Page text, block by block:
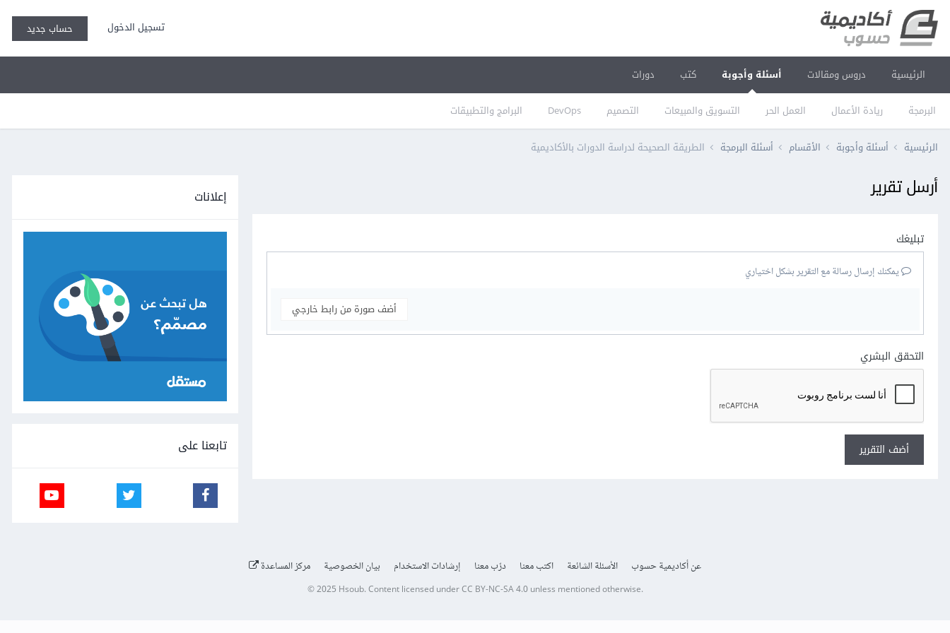
تسجيل الدخول حساب جديد
الرئيسية دروس ومقالات أسئلة وأجوبة
البرمجة ريادة الأعمال العمل الحر التسويق والمبيعات التصميم DevOps البرامج والتطبيقات
كتب دورات
الرئيسية أسئلة وأجوبة الأقسام أسئلة البرمجة الطريقة الصحيحة لدراسة الدورات بالأكاديمية
أرسل تقرير
تبليغك
يمكنك إرسال رسالة مع التقرير بشكل اختياري
أضف صورة من رابط خارجي
التحقق البشري
أضف التقرير
إعلانات
تابعنا على
عن أكاديمية حسوب الأسئلة الشائعة اكتب معنا درّب معنا إرشادات الاستخدام بيان الخصوصية مركز المساعدة
© 2025 Hsoub.Content licensed underCC BY-NC-SA 4.0unless mentioned otherwise.